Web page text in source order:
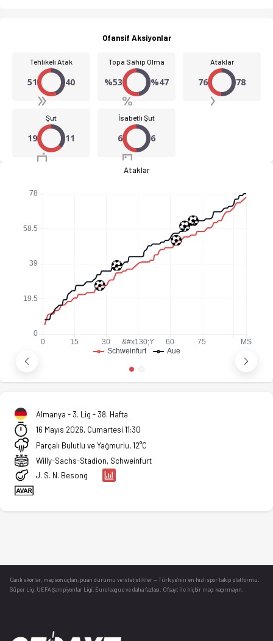
Ofansif Aksiyonlar
Tehlikeli Atak
51 40
Topa Sahip Olma
%53 %47
Ataklar
76 78
Şut
19 11
İsabetli Şut
6 6
Ataklar
Almanya - 3. Lig - 38. Hafta
16 Mayıs 2026, Cumartesi 11:30
Parçalı Bulutlu ve Yağmurlu, 12°C
Willy-Sachs-Stadion, Schweinfurt
J. S. N. Besong
Canlı skorlar , maç sonuçları, puan durumu ve istatistikler — Türkiye’nin en hızlı spor takip platformu.
Süper Lig, UEFA Şampiyonlar Ligi, Euroleague ve daha fazlası. Ofsayt ile hiçbir maçı kaçırmayın.